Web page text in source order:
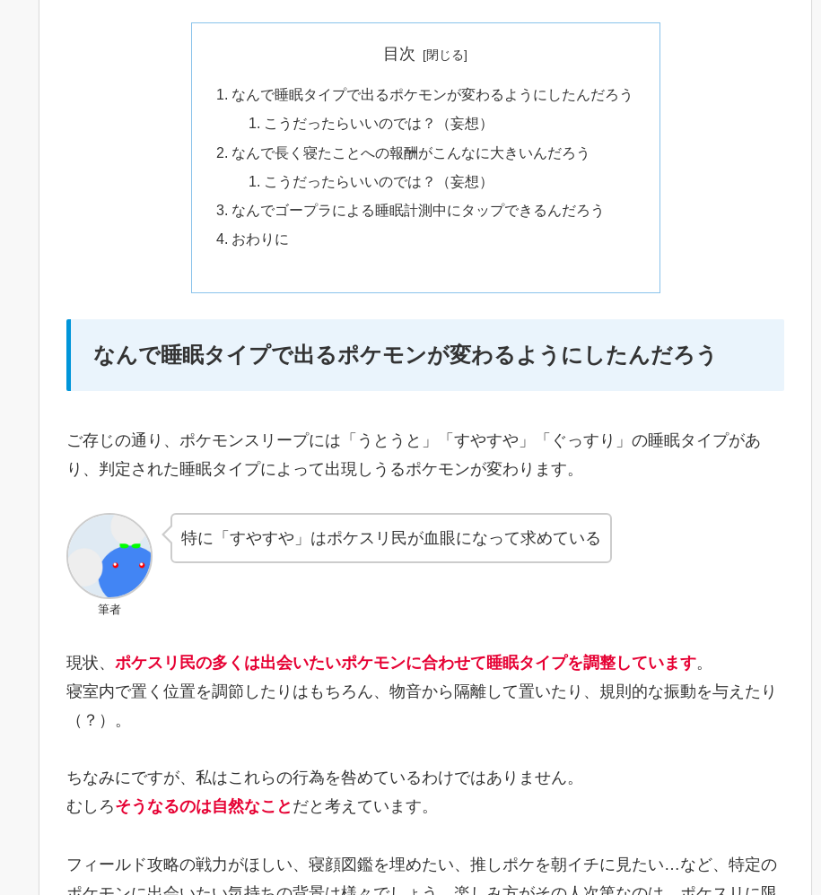
目次
なんで睡眠タイプで出るポケモンが変わるようにしたんだろう
こうだったらいいのでは？（妄想）
なんで長く寝たことへの報酬がこんなに大きいんだろう
こうだったらいいのでは？（妄想）
なんでゴープラによる睡眠計測中にタップできるんだろう
おわりに
なんで睡眠タイプで出るポケモンが変わるようにしたんだろう
ご存じの通り、ポケモンスリープには「うとうと」「すやすや」「ぐっすり」の睡眠タイプがあ
り、判定された睡眠タイプによって出現しうるポケモンが変わります。
筆者
特に「すやすや」はポケスリ民が血眼になって求めている
現状、 ポケスリ民の多くは出会いたいポケモンに合わせて睡眠タイプを調整しています。
寝室内で置く位置を調節したりはもちろん、物音から隔離して置いたり、規則的な振動を与えたり
（？）。
ちなみにですが、私はこれらの行為を咎めているわけではありません。
むしろそうなるのは自然なこと だと考えています。
フィールド攻略の戦力がほしい、寝顔図鑑を埋めたい、推しポケを朝イチに見たい…など、特定の